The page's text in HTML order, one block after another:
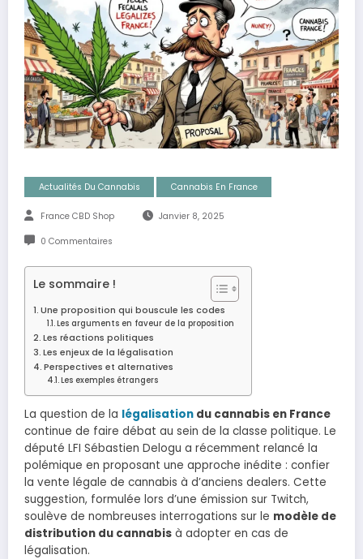
Actualités Du Cannabis Cannabis En France
France CBD Shop Janvier 8, 2025
0 Commentaires
Le sommaire !
Une proposition qui bouscule les codes
Les arguments en faveur de la proposition
Les réactions politiques
Les enjeux de la légalisation
Perspectives et alternatives
Les exemples étrangers
La question de la légalisation du cannabis en France
continue de faire débat au sein de la classe politique. Le
député LFI Sébastien Delogu a récemment relancé la
polémique en proposant une approche inédite : confier
la vente légale de cannabis à d’anciens dealers. Cette
suggestion, formulée lors d’une émission sur Twitch,
soulève de nombreuses interrogations sur le modèle de
distribution du cannabis à adopter en cas de
légalisation.